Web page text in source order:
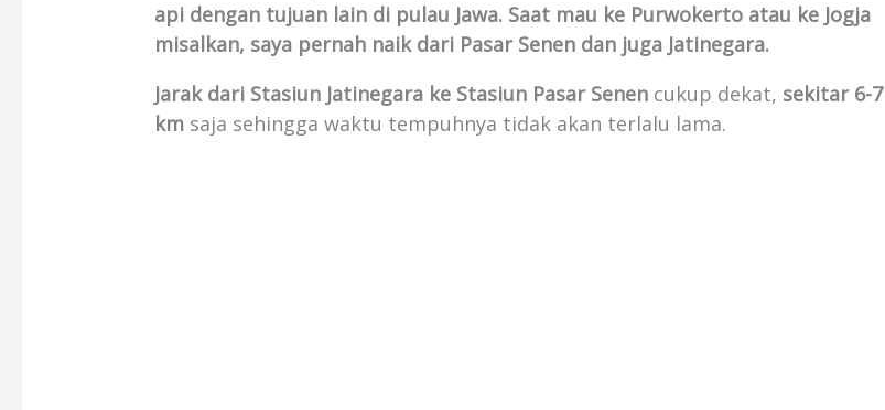
api dengan tujuan lain di pulau Jawa. Saat mau ke Purwokerto atau ke Jogja
misalkan, saya pernah naik dari Pasar Senen dan juga Jatinegara.
Jarak dari Stasiun Jatinegara ke Stasiun Pasar Senen cukup dekat, sekitar 6-7
km saja sehingga waktu tempuhnya tidak akan terlalu lama.